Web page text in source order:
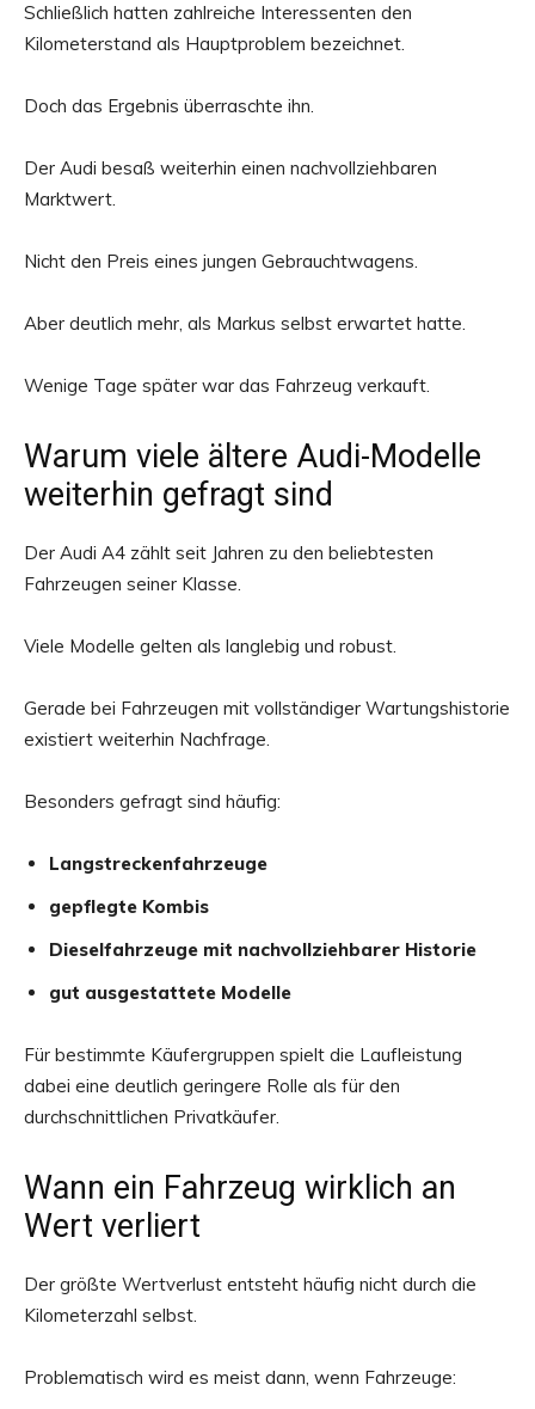
Schließlich hatten zahlreiche Interessenten den
Kilometerstand als Hauptproblem bezeichnet.
Doch das Ergebnis überraschte ihn.
Der Audi besaß weiterhin einen nachvollziehbaren
Marktwert.
Nicht den Preis eines jungen Gebrauchtwagens.
Aber deutlich mehr, als Markus selbst erwartet hatte.
Wenige Tage später war das Fahrzeug verkauft.
Warum viele ältere Audi-Modelle
weiterhin gefragt sind
Der Audi A4 zählt seit Jahren zu den beliebtesten
Fahrzeugen seiner Klasse.
Viele Modelle gelten als langlebig und robust.
Gerade bei Fahrzeugen mit vollständiger Wartungshistorie
existiert weiterhin Nachfrage.
Besonders gefragt sind häufig:
Langstreckenfahrzeuge
gepflegte Kombis
Dieselfahrzeuge mit nachvollziehbarer Historie
gut ausgestattete Modelle
Für bestimmte Käufergruppen spielt die Laufleistung
dabei eine deutlich geringere Rolle als für den
durchschnittlichen Privatkäufer.
Wann ein Fahrzeug wirklich an
Wert verliert
Der größte Wertverlust entsteht häufig nicht durch die
Kilometerzahl selbst.
Problematisch wird es meist dann, wenn Fahrzeuge: